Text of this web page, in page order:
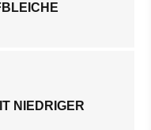
NIEDRIGER